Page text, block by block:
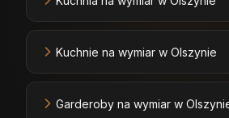
Kuchnie na wymiar w Olszynie
Garderoby na wymiar w